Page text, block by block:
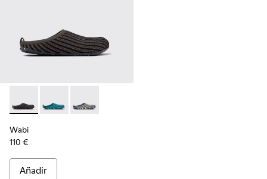
Wabi - K201519-003 - Zapatillas de casa multicolores para
Wabi - K201519-004 - Zapatillas de casa
Wabi - K201519-002 - Zapatillas de casa
Wabi
110 €
Añadir